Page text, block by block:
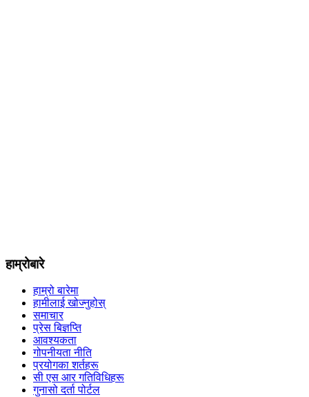
हाम्रोबारे
हाम्रो बारेमा
हामीलाई खोज्नुहोस्
समाचार
प्रेस बिज्ञप्ति
आवश्यकता
गोपनीयता नीति
प्रयोगका शर्तहरू
सी एस आर गतिविधिहरू
गुनासो दर्ता पोर्टल